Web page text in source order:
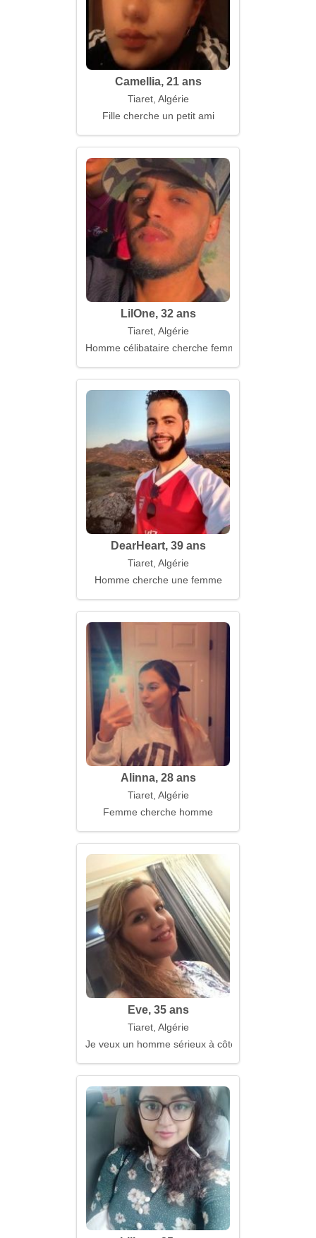
Camellia, 21 ans
Tiaret, Algérie
Fille cherche un petit ami
LilOne, 32 ans
Tiaret, Algérie
Homme célibataire cherche femme
DearHeart, 39 ans
Tiaret, Algérie
Homme cherche une femme
Alinna, 28 ans
Tiaret, Algérie
Femme cherche homme
Eve, 35 ans
Tiaret, Algérie
Je veux un homme sérieux à côté de moi